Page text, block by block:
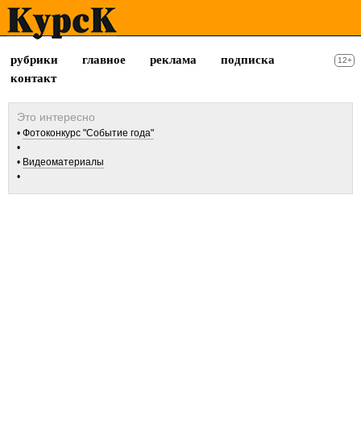
рубрики главное реклама
подписка
контакт
12+
Фотоконкурс "Событие года"
Видеоматериалы